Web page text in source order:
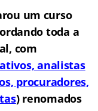
um curso
toda a
com
analistas
procuradores,
) renomados